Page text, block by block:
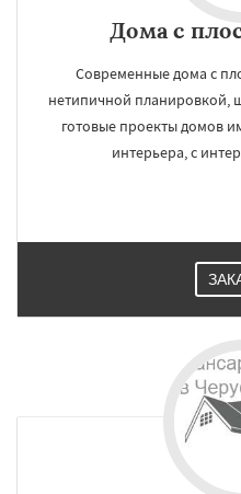
Дома с
Современные дома с
нетипичной планировкой,
готовые проекты домов
интерьера, с